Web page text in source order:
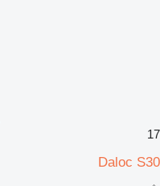
17
Daloc S30